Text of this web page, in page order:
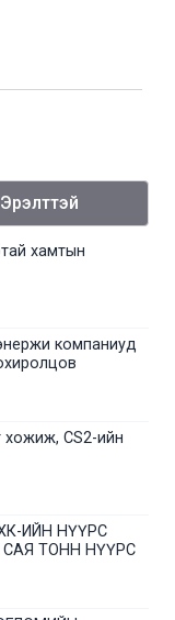
Эрэлттэй
хамтын
компаниуд
хожиж, CS2-ийн
ИЙН НҮҮРС
ТОНН НҮҮРС